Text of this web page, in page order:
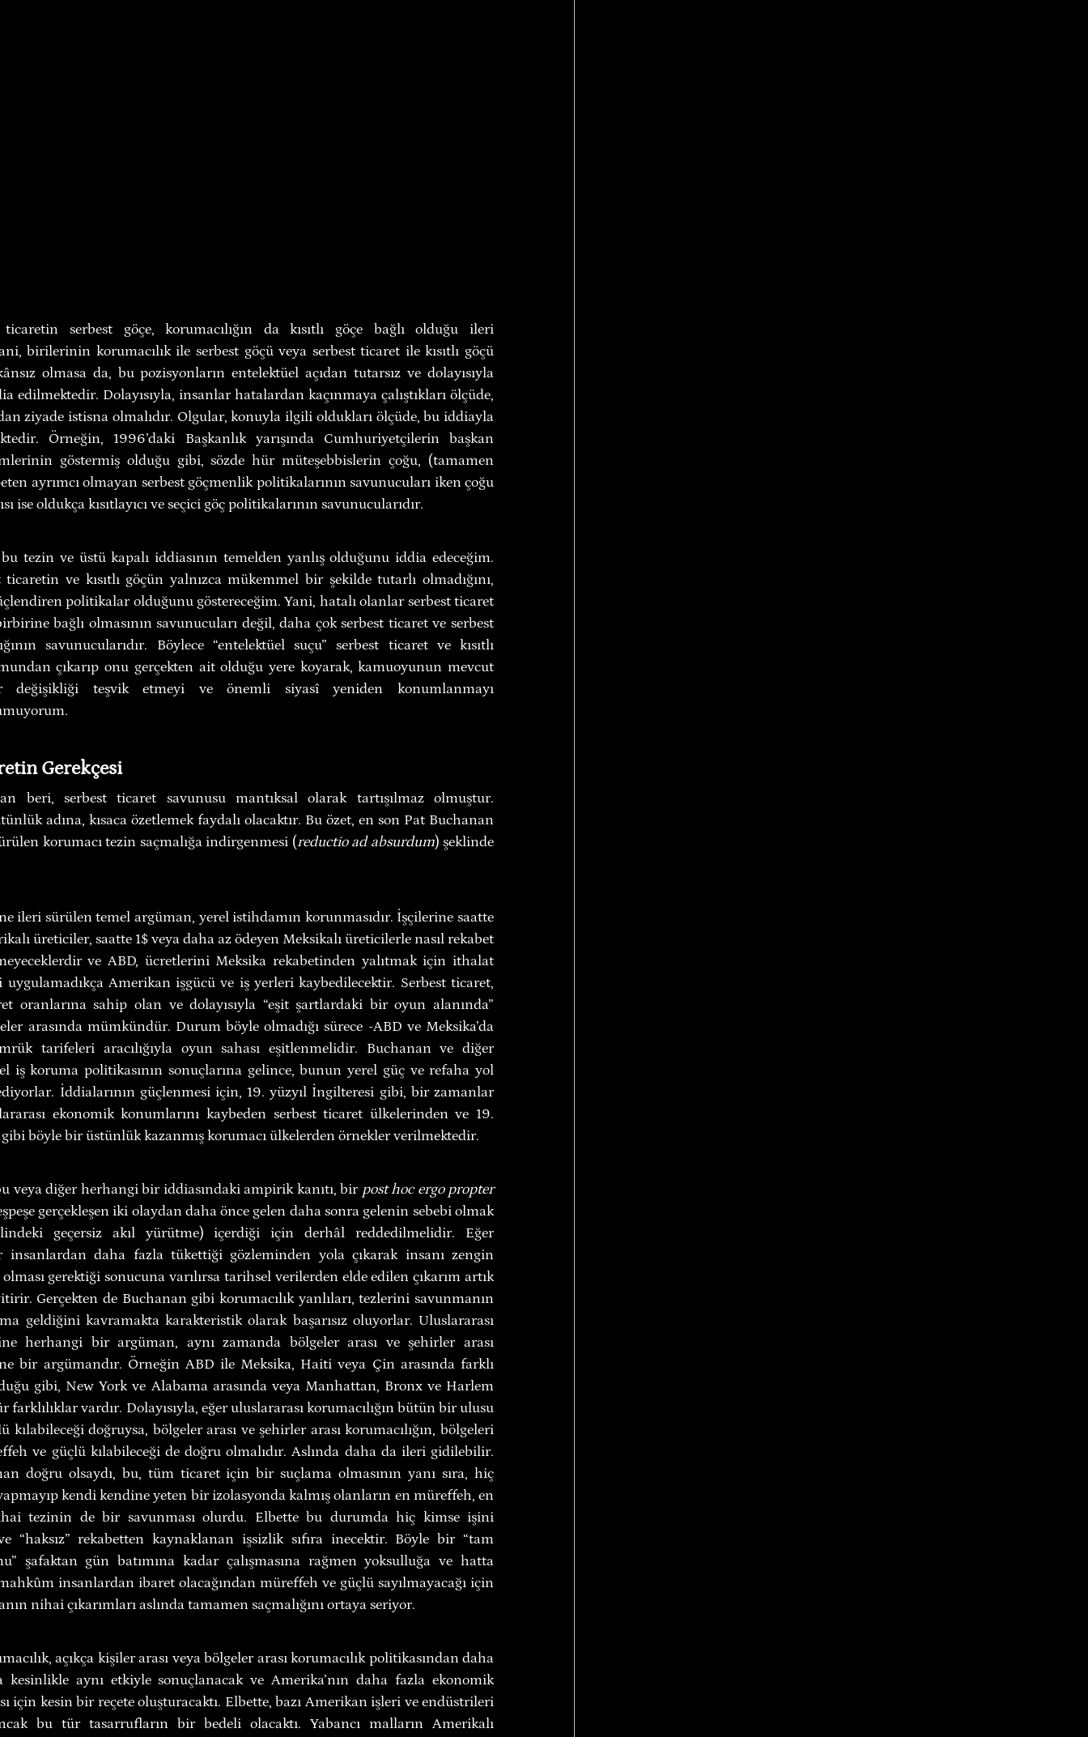
ticaretin serbest göçe, korumacılığın da kısıtlı göçe bağlı olduğu ileri
birilerinin korumacılık ile serbest göçü veya serbest ticaret ile kısıtlı göçü
olmasa da, bu pozisyonların entelektüel açıdan tutarsız ve dolayısıyla
edilmektedir. Dolayısıyla, insanlar hatalardan kaçınmaya çalıştıkları ölçüde,
ziyade istisna olmalıdır. Olgular, konuyla ilgili oldukları ölçüde, bu iddiayla
Örneğin, 1996’daki Başkanlık yarışında Cumhuriyetçilerin başkan
göstermiş olduğu gibi, sözde hür müteşebbislerin çoğu, (tamamen
ayrımcı olmayan serbest göçmenlik politikalarının savunucuları iken çoğu
ise oldukça kısıtlayıcı ve seçici göç politikalarının savunucularıdır.
tezin ve üstü kapalı iddiasının temelden yanlış olduğunu iddia edeceğim.
ticaretin ve kısıtlı göçün yalnızca mükemmel bir şekilde tutarlı olmadığını,
politikalar olduğunu göstereceğim. Yani, hatalı olanlar serbest ticaret
bağlı olmasının savunucuları değil, daha çok serbest ticaret ve serbest
savunucularıdır. Böylece “entelektüel suçu” serbest ticaret ve kısıtlı
çıkarıp onu gerçekten ait olduğu yere koyarak, kamuoyunun mevcut
değişikliği teşvik etmeyi ve önemli siyasî yeniden konumlanmayı
Gerekçesi
beri, serbest ticaret savunusu mantıksal olarak tartışılmaz olmuştur.
adına, kısaca özetlemek faydalı olacaktır. Bu özet, en son Pat Buchanan
korumacı tezin saçmalığa indirgenmesi (reductio ad absurdum) şeklinde
ileri sürülen temel argüman, yerel istihdamın korunmasıdır. İşçilerine saatte
üreticiler, saatte 1$ veya daha az ödeyen Meksikalı üreticilerle nasıl rekabet
ve ABD, ücretlerini Meksika rekabetinden yalıtmak için ithalat
Amerikan işgücü ve iş yerleri kaybedilecektir. Serbest ticaret,
oranlarına sahip olan ve dolayısıyla “eşit şartlardaki bir oyun alanında”
arasında mümkündür. Durum böyle olmadığı sürece -ABD ve Meksika’da
tarifeleri aracılığıyla oyun sahası eşitlenmelidir. Buchanan ve diğer
iş koruma politikasının sonuçlarına gelince, bunun yerel güç ve refaha yol
İddialarının güçlenmesi için, 19. yüzyıl İngilteresi gibi, bir zamanlar
ekonomik konumlarını kaybeden serbest ticaret ülkelerinden ve 19.
gibi böyle bir üstünlük kazanmış korumacı ülkelerden örnekler verilmektedir.
veya diğer herhangi bir iddiasındaki ampirik kanıtı, bir post hoc ergo propter
gerçekleşen iki olaydan daha önce gelen daha sonra gelenin sebebi olmak
geçersiz akıl yürütme) içerdiği için derhâl reddedilmelidir. Eğer
insanlardan daha fazla tükettiği gözleminden yola çıkarak insanı zengin
gerektiği sonucuna varılırsa tarihsel verilerden elde edilen çıkarım artık
yitirir. Gerçekten de Buchanan gibi korumacılık yanlıları, tezlerini savunmanın
geldiğini kavramakta karakteristik olarak başarısız oluyorlar. Uluslararası
herhangi bir argüman, aynı zamanda bölgeler arası ve şehirler arası
bir argümandır. Örneğin ABD ile Meksika, Haiti veya Çin arasında farklı
gibi, New York ve Alabama arasında veya Manhattan, Bronx ve Harlem
farklılıklar vardır. Dolayısıyla, eğer uluslararası korumacılığın bütün bir ulusu
kılabileceği doğruysa, bölgeler arası ve şehirler arası korumacılığın, bölgeleri
ve güçlü kılabileceği de doğru olmalıdır. Aslında daha da ileri gidilebilir.
doğru olsaydı, bu, tüm ticaret için bir suçlama olmasının yanı sıra, hiç
kendi kendine yeten bir izolasyonda kalmış olanların en müreffeh, en
tezinin de bir savunması olurdu. Elbette bu durumda hiç kimse işini
“haksız” rekabetten kaynaklanan işsizlik sıfıra inecektir. Böyle bir “tam
şafaktan gün batımına kadar çalışmasına rağmen yoksulluğa ve hatta
insanlardan ibaret olacağından müreffeh ve güçlü sayılmayacağı için
nihai çıkarımları aslında tamamen saçmalığını ortaya seriyor.
açıkça kişiler arası veya bölgeler arası korumacılık politikasından daha
kesinlikle aynı etkiyle sonuçlanacak ve Amerika’nın daha fazla ekonomik
için kesin bir reçete oluşturacaktı. Elbette, bazı Amerikan işleri ve endüstrileri
bu tür tasarrufların bir bedeli olacaktı. Yabancı malların Amerikalı